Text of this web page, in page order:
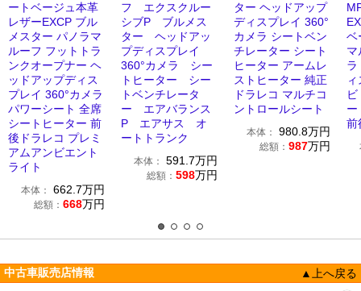
ートベージュ本革
レザーEXCP ブル
メスター パノラマ
ルーフ フットトラ
ンクオープナー ヘ
ッドアップディス
プレイ 360°カメラ
パワーシート 全席
シートヒーター 前
後ドラレコ プレミ
アムアンビエント
ライト
本体： 662.7万円
総額： 668万円
フ エクスクルー
シブP ブルメス
ター ヘッドアッ
プディスプレイ
360°カメラ シー
トヒーター シー
トベンチレータ
ー エアバランス
P エアサス オ
ートトランク
本体： 591.7万円
総額： 598万円
ター ヘッドアップ
ディスプレイ 360°
カメラ シートベン
チレーター シート
ヒーター アームレ
ストヒーター 純正
ドラレコ マルチコ
ントロールシート
本体： 980.8万円
総額： 987万円
ベ
マ
ラ
ー
前
中古車販売店情報
▲上へ戻る